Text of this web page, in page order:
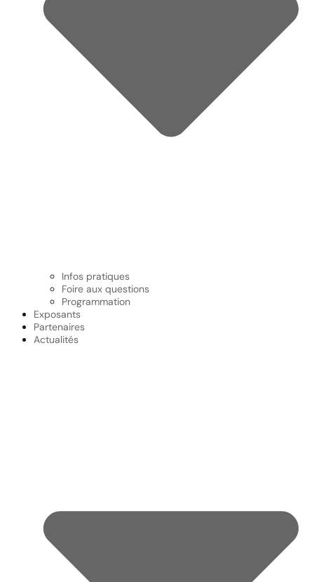
Infos pratiques
Foire aux questions
Programmation
Exposants
Partenaires
Actualités